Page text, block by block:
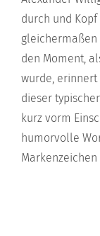
durch und
gleichermaßen
den Moment,
wurde, erinnert
dieser
kurz vorm
humorvolle